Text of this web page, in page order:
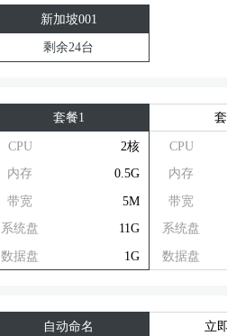
新加坡001
剩余24台
套餐1
CPU
2核
内存
0.5G
带宽
5M
系统盘
11G
数据盘
1G
CPU
内存
带宽
系统盘
数据盘
自动命名 立